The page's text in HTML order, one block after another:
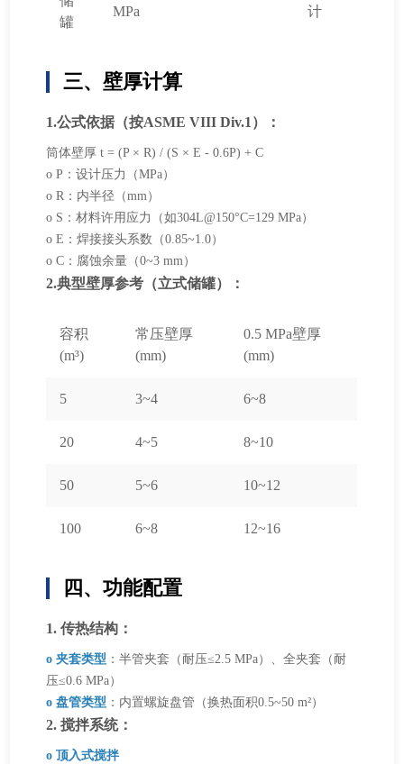
罐
MPa 计
三、壁厚计算
1.公式依据（按ASME VIII Div.1）：
筒体壁厚 t = (P × R) / (S × E - 0.6P) + C
o P：设计压力（MPa）
o R：内半径（mm）
o S：材料许用应力（如304L@150°C=129 MPa）
o E：焊接接头系数（0.85~1.0）
o C：腐蚀余量（0~3 mm）
2.典型壁厚参考（立式储罐）：
容积
(m³)
常压壁厚
(mm)
0.5 MPa壁厚
(mm)
5 3~4 6~8
20 4~5 8~10
50 5~6 10~12
100 6~8 12~16
四、功能配置
1. 传热结构：
o 夹套类型 ：半管夹套（耐压≤2.5 MPa）、全夹套（耐
压≤0.6 MPa）
o 盘管类型 ：内置螺旋盘管（换热面积0.5~50 m²）
2. 搅拌系统：
o 顶入式搅拌